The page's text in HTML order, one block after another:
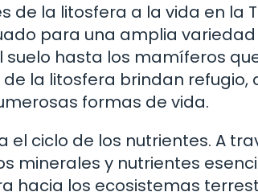
de la litosfera a la vida en la
para una amplia variedad
suelo hasta los mamíferos
la litosfera brindan refugio,
formas de vida.
ciclo de los nutrientes. A
minerales y nutrientes
hacia los ecosistemas